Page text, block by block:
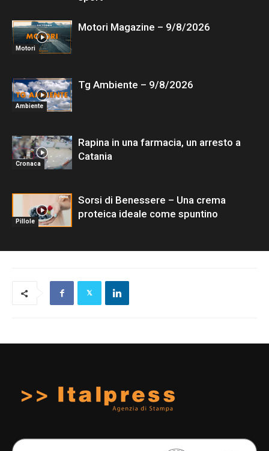
Motori
Motori Magazine – 9/8/2026
Ambiente
Tg Ambiente – 9/8/2026
Cronaca
Rapina in una farmacia, un arresto a
Catania
Pillole
Sorsi di Benessere – Una crema
proteica ideale come spuntino